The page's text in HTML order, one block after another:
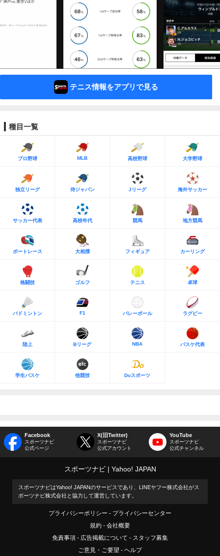
テニス情報をアプリで見る
種目一覧
プロ野球 MLB 高校野球 大学野球
独立リーグ 侍ジャパン Jリーグ 海外サッカー
サッカー代表 高校年代 競馬 地方競馬
ボートレース 大相撲 フィギュア カーリング
格闘技 ゴルフ テニス 卓球
バドミントン F1 バレーボール ラグビー
陸上 Bリーグ NBA バスケ代表
学生バスケ 他競技 Doスポーツ
Facebook
スポーツナビ
公式ページ
X(旧Twitter)
スポーツナビ
公式アカウント
YouTube
スポーツナビ
公式チャンネル
スポーツナビ Yahoo! JAPAN
スポーツナビはYahoo! JAPANのサービスであり、LINEヤフー株式会社がス
ポーツナビ株式会社と協力して運営しています。
プライバシーポリシー
プライバシーセンター
規約
会社概要
免責事項
広告掲載について
スタッフ募集
ご意見・ご要望
ヘルプ